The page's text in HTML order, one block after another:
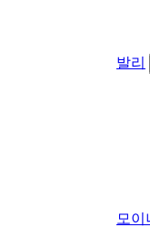
발리
모이